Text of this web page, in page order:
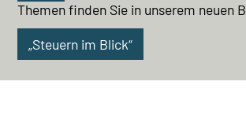
Themen finden Sie in unserem neuen
„Steuern im Blick“